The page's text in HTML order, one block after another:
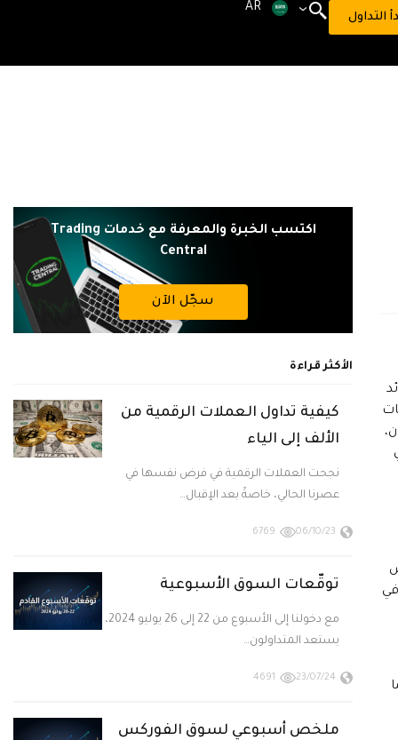
التداول
AR
اكتسب الخبرة والمعرفة مع خدمات Trading
Central
سجّل الآن
الأكثر قراءة
كيفية تداول العملات الرقمية من
الألف إلى الياء
نجحت العملات الرقمية في فرض نفسها في
عصرنا الحالي، خاصةً بعد الإقبال…
06/10/23
6769
توقّعات السوق الأسبوعية
مع دخولنا إلى الأسبوع من 22 إلى 26 يوليو 2024،
يستعد المتداولون…
23/07/24
4691
ملخص أسبوعي لسوق الفوركس